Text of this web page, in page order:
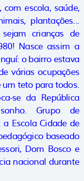
escola, saúde,
plantações...
crianças de
Nasce assim a
o bairro estava
várias ocupações
um teto para todos.
se da República
Grupo de
Escola Cidade de
baseado
Dom Bosco e
nacional durante